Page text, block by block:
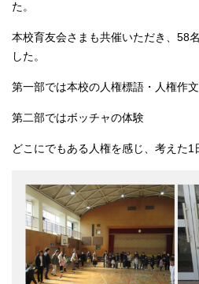
た。
本校育友会さまも共催いただき、58
した。
第一部では本校の人権標語・人権作
第二部ではボッチャの体験
どこにでもある人権を感じ、考えた1